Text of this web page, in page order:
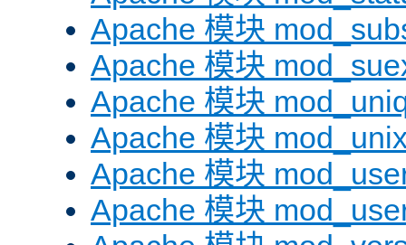
Apache 模块
Apache 模块
Apache 模块
Apache 模块
Apache 模块
Apache 模块